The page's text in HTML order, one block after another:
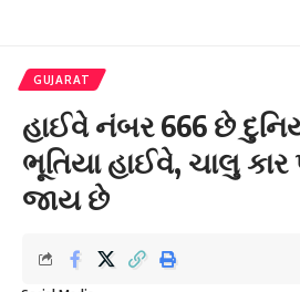
GUJARAT
હાઈવે નંબર 666 છે
ભૂતિયા હાઈવે, ચાલુ
જાય છે